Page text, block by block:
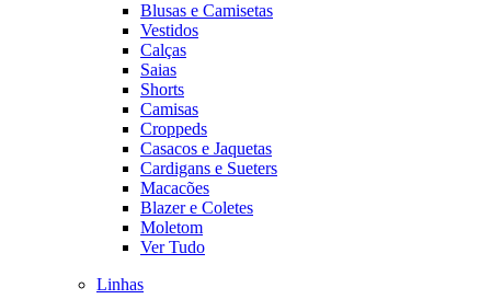
Blusas e Camisetas
Vestidos
Calças
Saias
Shorts
Camisas
Croppeds
Casacos e Jaquetas
Cardigans e Sueters
Macacões
Blazer e Coletes
Moletom
Ver Tudo
Linhas